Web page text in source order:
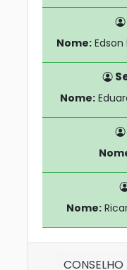
Nome:
Nome:
Nome:
CONSELHO